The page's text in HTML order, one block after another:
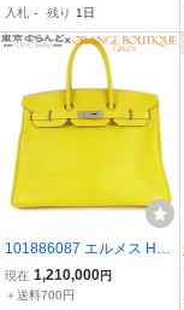
ハンドバッグ レディース
入札 - 残り 1日
101886087 エルメス HE
RMES バーキン 35 □O刻
印 ライム シルバー金具
現在 1,210,000円
＋送料700円